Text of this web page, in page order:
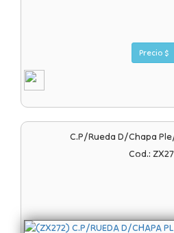
Precio $
C.p/rueda D/chapa
Cod.: